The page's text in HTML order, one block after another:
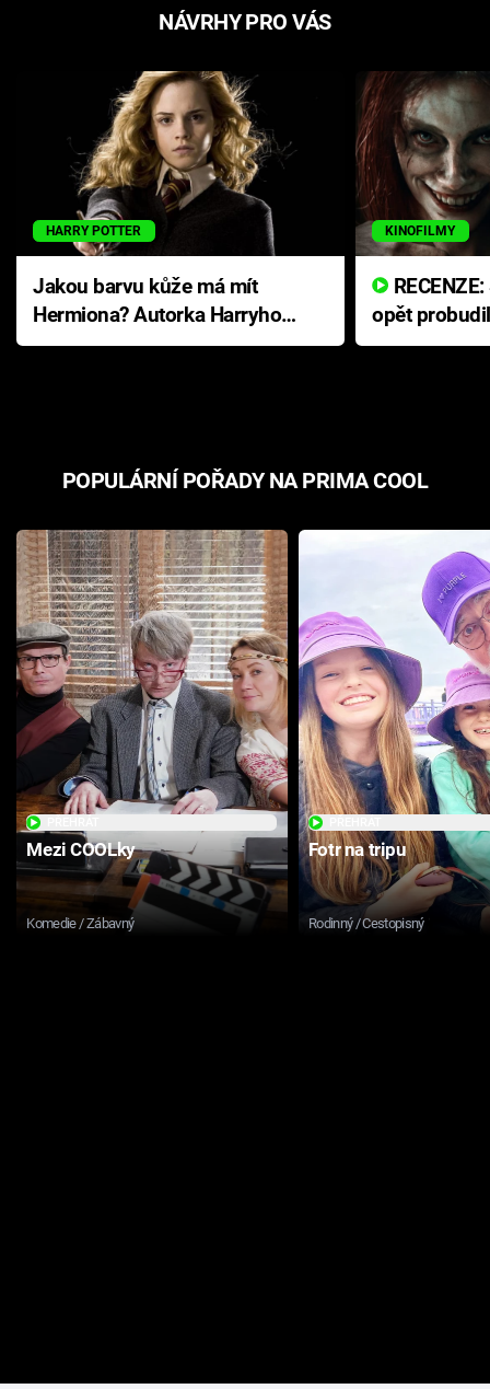
NÁVRHY PRO VÁS
HARRY POTTER
Jakou barvu kůže má mít
Hermiona? Autorka Harryho
Pottera přišla s ráznou
KINOFILMY
opět
přichází s
POPULÁRNÍ POŘADY NA PRIMA COOL
Mezi COOLky
Komedie / Zábavný
Fotr na tripu
Rodinný / Cestopisný